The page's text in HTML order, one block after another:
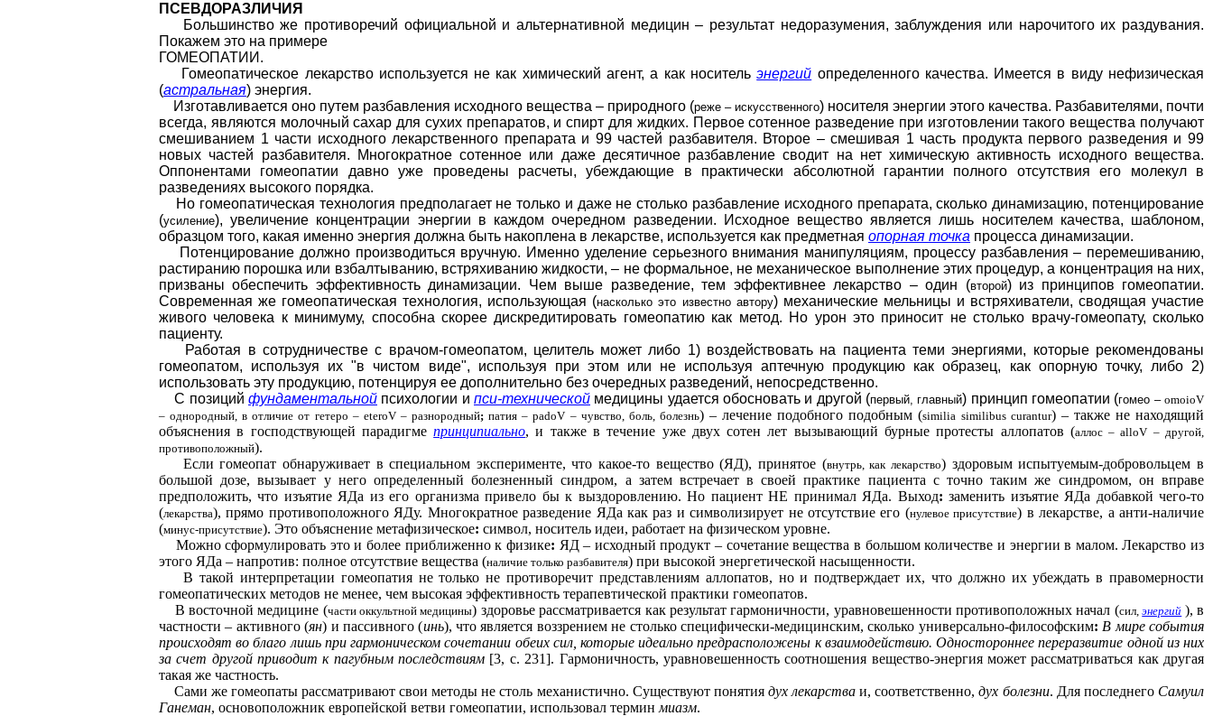
ПСЕВДОРАЗЛИЧИЯ
Большинство же противоречий официальной и альтернативной медицин – результат недоразумения, заблуждения или нарочитого их раздувания.
Покажем это на примере
ГОМЕОПАТИИ.
Гомеопатическое лекарство используется не как химический агент, а как носительэнергий определенного качества. Имеется в виду нефизическая
(астральная) энергия.
Изготавливается оно путем разбавления исходного вещества – природного (реже – искусственного) носителя энергии этого качества. Разбавителями, почти
всегда, являются молочный сахар для сухих препаратов, и спирт для жидких. Первое сотенное разведение при изготовлении такого вещества получают
смешиванием 1 части исходного лекарственного препарата и 99 частей разбавителя. Второе – смешивая 1 часть продукта первого разведения и 99
новых частей разбавителя. Многократное сотенное или даже десятичное разбавление сводит на нет химическую активность исходного вещества.
Оппонентами гомеопатии давно уже проведены расчеты, убеждающие в практически абсолютной гарантии полного отсутствия его молекул в
разведениях высокого порядка.
Но гомеопатическая технология предполагает не только и даже не столько разбавление исходного препарата, сколько динамизацию, потенцирование
(усиление), увеличение концентрации энергии в каждом очередном разведении. Исходное вещество является лишь носителем качества, шаблоном,
образцом того, какая именно энергия должна быть накоплена в лекарстве, используется как предметная опорная точка процесса динамизации.
Потенцирование должно производиться вручную. Именно уделение серьезного внимания манипуляциям, процессу разбавления – перемешиванию,
растиранию порошка или взбалтыванию, встряхиванию жидкости, – не формальное, не механическое выполнение этих процедур, а концентрация на них,
призваны обеспечить эффективность динамизации. Чем выше разведение, тем эффективнее лекарство – один (второй) из принципов гомеопатии.
Современная же гомеопатическая технология, использующая (насколько это известно автору) механические мельницы и встряхиватели, сводящая участие
живого человека к минимуму, способна скорее дискредитировать гомеопатию как метод. Но урон это приносит не столько врачу-гомеопату, сколько
пациенту.
Работая в сотрудничестве с врачом-гомеопатом, целитель может либо 1) воздействовать на пациента теми энергиями, которые рекомендованы
гомеопатом, используя их "в чистом виде", используя при этом или не используя аптечную продукцию как образец, как опорную точку, либо 2)
использовать эту продукцию, потенцируя ее дополнительно без очередных разведений, непосредственно.
С позиций фундаментальной психологии и пси-технической медицины удается обосновать и другой (первый, главный) принцип гомеопатии (гомео –omoioV
– однородный, в отличие от гетеро – eteroV– разнородный;патия –padoV – чувство, боль, болезнь) – лечение подобного подобным (similia similibus curantur) – также не находящий
объяснения в господствующей парадигмепринципиально, и также в течение уже двух сотен лет вызывающий бурные протесты аллопатов (аллос –alloV – другой,
противоположный).
Если гомеопат обнаруживает в специальном эксперименте, что какое-то вещество (ЯД), принятое (внутрь, как лекарство) здоровым испытуемым-добровольцем в
большой дозе, вызывает у него определенный болезненный синдром, а затем встречает в своей практике пациента с точно таким же синдромом, он вправе
предположить, что изъятие ЯДа из его организма привело бы к выздоровлению. Но пациент НЕ принимал ЯДа. Выход:заменить изъятие ЯДа добавкой чего-то
(лекарства), прямо противоположного ЯДу. Многократное разведение ЯДа как раз и символизирует не отсутствие его (нулевое присутствие) в лекарстве, а анти-наличие
(минус-присутствие). Это объяснение метафизическое: символ, носитель идеи, работает на физическом уровне.
Можно сформулировать это и более приближенно к физике: ЯД – исходный продукт – сочетание вещества в большом количестве и энергии в малом. Лекарство из
этого ЯДа – напротив: полное отсутствие вещества (наличие только разбавителя) при высокой энергетической насыщенности.
В такой интерпретации гомеопатия не только не противоречит представлениям аллопатов, но и подтверждает их, что должно их убеждать в правомерности
гомеопатических методов не менее, чем высокая эффективность терапевтической практики гомеопатов.
В восточной медицине (части оккультной медицины) здоровье рассматривается как результат гармоничности, уравновешенности противоположных начал (сил,энергий ), в
частности – активного (ян) и пассивного (инь), что является воззрением не столько специфически-медицинским, сколько универсально-философским: В мире события
происходят во благо лишь при гармоническом сочетании обеих сил, которые идеально предрасположены к взаимодействию. Одностороннее переразвитие одной из них
за счет другой приводит к пагубным последствиям [3, с. 231]. Гармоничность, уравновешенность соотношения вещество-энергия может рассматриваться как другая
такая же частность.
Сами же гомеопаты рассматривают свои методы не столь механистично. Существуют понятиядух лекарства и, соответственно, дух болезни. Для последнего Самуил
Ганеман, основоположник европейской ветви гомеопатии, использовал термин миазм.